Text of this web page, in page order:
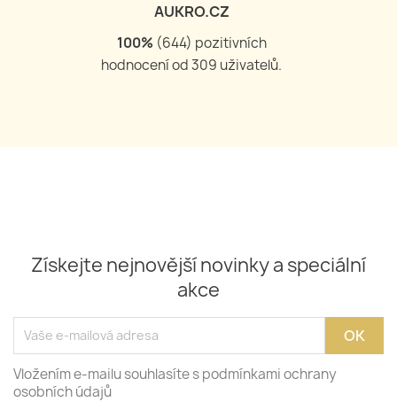
AUKRO.CZ
100% (644) pozitivních
hodnocení od309 uživatelů.
Získejte nejnovější novinky a speciální
akce
Vložením e-mailu souhlasíte s podmínkami ochrany
osobních údajů